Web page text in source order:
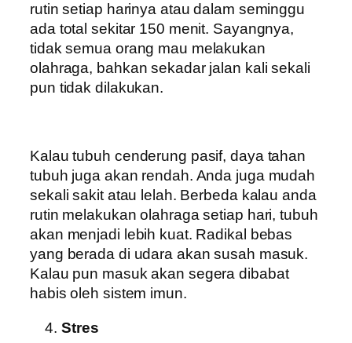
rutin setiap harinya atau dalam seminggu
ada total sekitar 150 menit. Sayangnya,
tidak semua orang mau melakukan
olahraga, bahkan sekadar jalan kali sekali
pun tidak dilakukan.
Kalau tubuh cenderung pasif, daya tahan
tubuh juga akan rendah. Anda juga mudah
sekali sakit atau lelah. Berbeda kalau anda
rutin melakukan olahraga setiap hari, tubuh
akan menjadi lebih kuat. Radikal bebas
yang berada di udara akan susah masuk.
Kalau pun masuk akan segera dibabat
habis oleh sistem imun.
Stres